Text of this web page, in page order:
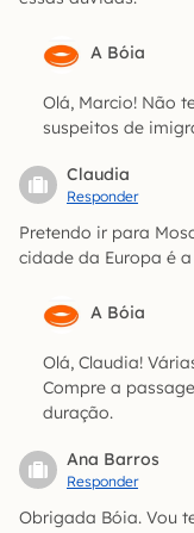
A Bóia
Olá, Marcio! Não
suspeitos de
Claudia
Responder
Pretendo ir para
cidade da Europa é
A Bóia
Olá, Claudia!
Compre a
duração.
Ana Barros
Responder
Obrigada Bóia. Vou